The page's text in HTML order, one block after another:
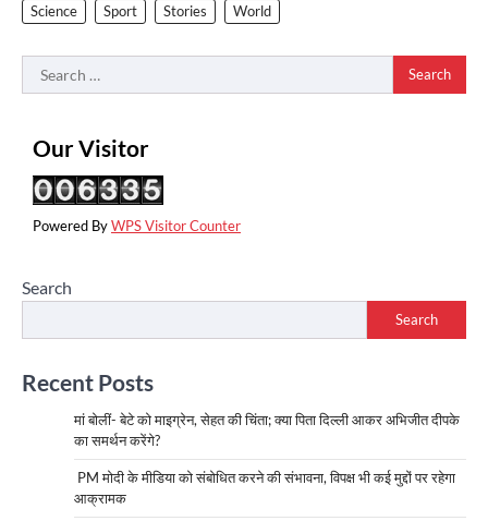
Science
Sport Stories World
Search
for:
Our Visitor
Powered ByWPS Visitor Counter
Search
Search
Recent Posts
मां बोलीं- बेटे को माइग्रेन, सेहत की चिंता; क्या पिता दिल्ली आकर अभिजीत दीपके
का समर्थन करेंगे?
PM मोदी के मीडिया को संबोधित करने की संभावना, विपक्ष भी कई मुद्दों पर रहेगा
आक्रामक